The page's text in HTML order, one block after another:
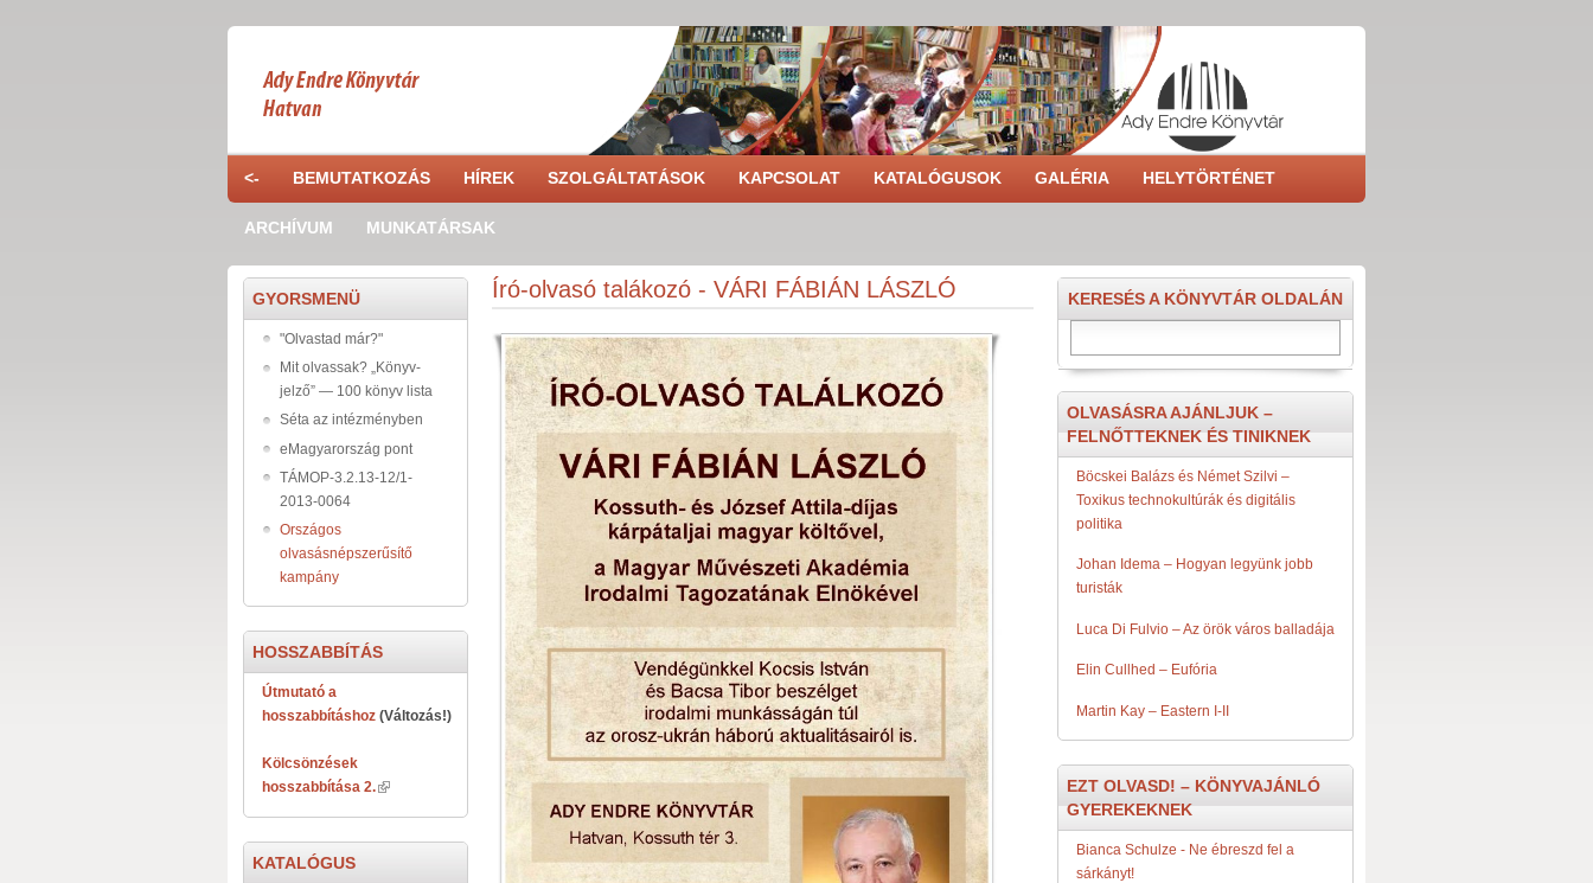
<- BEMUTATKOZÁS HÍREK SZOLGÁLTATÁSOK KAPCSOLAT KATALÓGUSOK GALÉRIA HELYTÖRTÉNET
ARCHÍVUM MUNKATÁRSAK
Író-olvasó talákozó - VÁRI FÁBIÁN LÁSZLÓ
GYORSMENÜ
"Olvastad már?"
Mit olvassak? „Könyv-
jelző” — 100 könyv lista
Séta az intézményben
eMagyarország pont
TÁMOP-3.2.13-12/1-
2013-0064
Országos
olvasásnépszerűsítő
kampány
HOSSZABBÍTÁS
Útmutató a
hosszabbításhoz (Változás!)
Kölcsönzések
hosszabbítása 2.
KATALÓGUS
KERESÉS A KÖNYVTÁR OLDALÁN
OLVASÁSRA AJÁNLJUK –
FELNŐTTEKNEK ÉS TINIKNEK
Böcskei Balázs és Német Szilvi –
Toxikus technokultúrák és digitális
politika
Johan Idema – Hogyan legyünk jobb
turisták
Luca Di Fulvio – Az örök város balladája
Elin Cullhed – Eufória
Martin Kay – Eastern I-II
EZT OLVASD! – KÖNYVAJÁNLÓ
GYEREKEKNEK
Bianca Schulze - Ne ​ébreszd fel a
sárkányt!